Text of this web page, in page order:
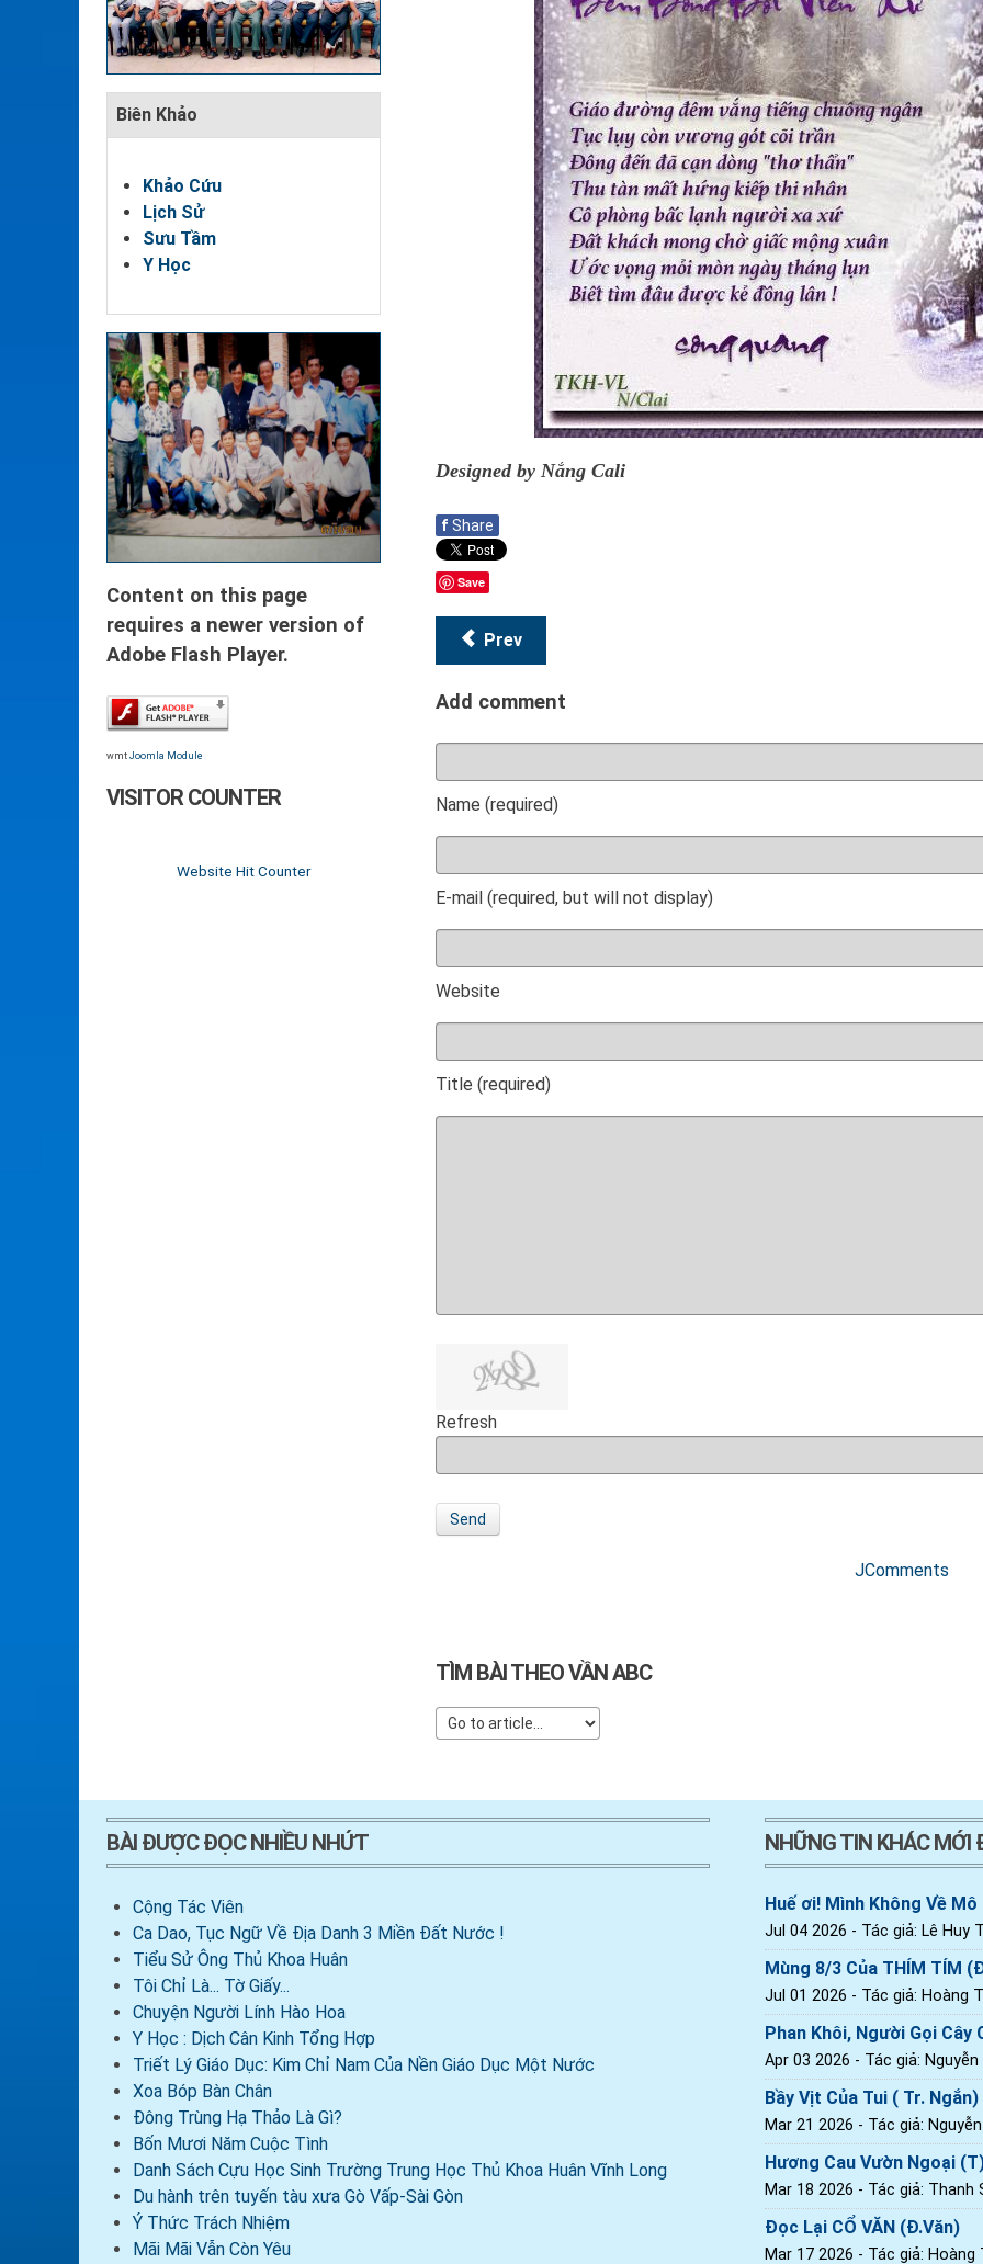
Biên Khảo
Khảo Cứu
Lịch Sử
Sưu Tầm
Y Học
Content on this page
requires a newer version of
Adobe Flash Player.
wmt Joomla Module
VISITOR COUNTER
Website Hit Counter
Designed by Nắng Cali
f Share
Save
Prev
Add comment
Name (required)
E-mail (required, but will not display)
Website
Title (required)
Refresh
Send
JComments
TÌM BÀI THEO VẦN ABC
BÀI ĐƯỢC ĐỌC NHIỀU NHỨT
Cộng Tác Viên
Ca Dao, Tục Ngữ Về Địa Danh 3 Miền Đất Nước !
Tiểu Sử Ông Thủ Khoa Huân
Tôi Chỉ Là... Tờ Giấy...
Chuyện Người Lính Hào Hoa
Y Học : Dịch Cân Kinh Tổng Hợp
Triết Lý Giáo Dục: Kim Chỉ Nam Của Nền Giáo Dục Một Nước
Xoa Bóp Bàn Chân
Đông Trùng Hạ Thảo Là Gì?
Bốn Mươi Năm Cuộc Tình
Danh Sách Cựu Học Sinh Trường Trung Học Thủ Khoa Huân Vĩnh Long
Du hành trên tuyến tàu xưa Gò Vấp-Sài Gòn
Ý Thức Trách Nhiệm
Mãi Mãi Vẫn Còn Yêu
NHỮNG TIN KHÁC MỚI
Huế ơi! Mình Không Về Mô
Jul 04 2026 - Tác giả: Lê Huy
Mùng 8/3 Của THÍM TÍM
Jul 01 2026 - Tác giả: Hoàng
Phan Khôi, Người Gọi Cây
Apr 03 2026 - Tác giả:
Bầy Vịt Của Tui ( Tr. Ngắn)
Mar 21 2026 - Tác giả:
Hương Cau Vườn Ngoại
Mar 18 2026 - Tác giả: Thanh
Đọc Lại CỔ VĂN (Đ.Văn)
Mar 17 2026 - Tác giả: Hoàng